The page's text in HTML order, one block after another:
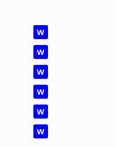
W
W
W
W
W
W